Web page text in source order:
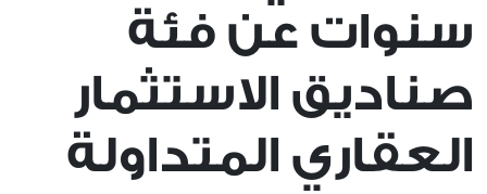
سنوات عن فئة
صناديق الاستثمار
العقاري المتداولة